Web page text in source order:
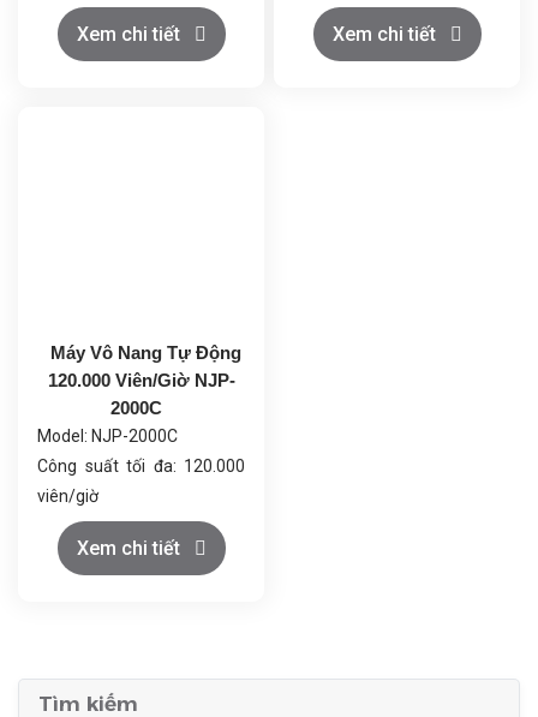
0.7Mpa
Tổng công suất: 4.0kW
Xem chi tiết
00L#, 00#, 0L#, 0-5#, nang
sản xuất bằng máy
Xem chi tiết
Máy Vô Nang Tự Động
120.000 Viên/Giờ NJP-
2000C
Model: NJP-2000C
Công suất tối đa: 120.000
viên/giờ
Phù hợp với kích thước viên
nang: 00#-5# và hộp an
50/60Hz, 10kW
Tiếng ồn: <75dB
Xem chi tiết
Tìm kiếm